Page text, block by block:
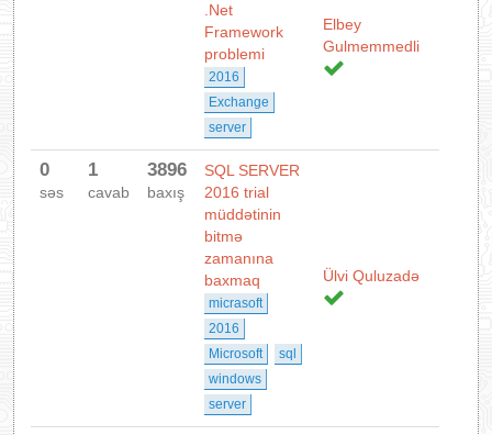
.Net
Framework
problemi
2016
Exchange
server
Elbey
Gulmemmedli
0
səs
1
cavab
3896
baxış
SQL SERVER
2016 trial
müddətinin
bitmə
zamanına
baxmaq
micrasoft
2016
Microsoft
sql
windows
server
Ülvi Quluzadə